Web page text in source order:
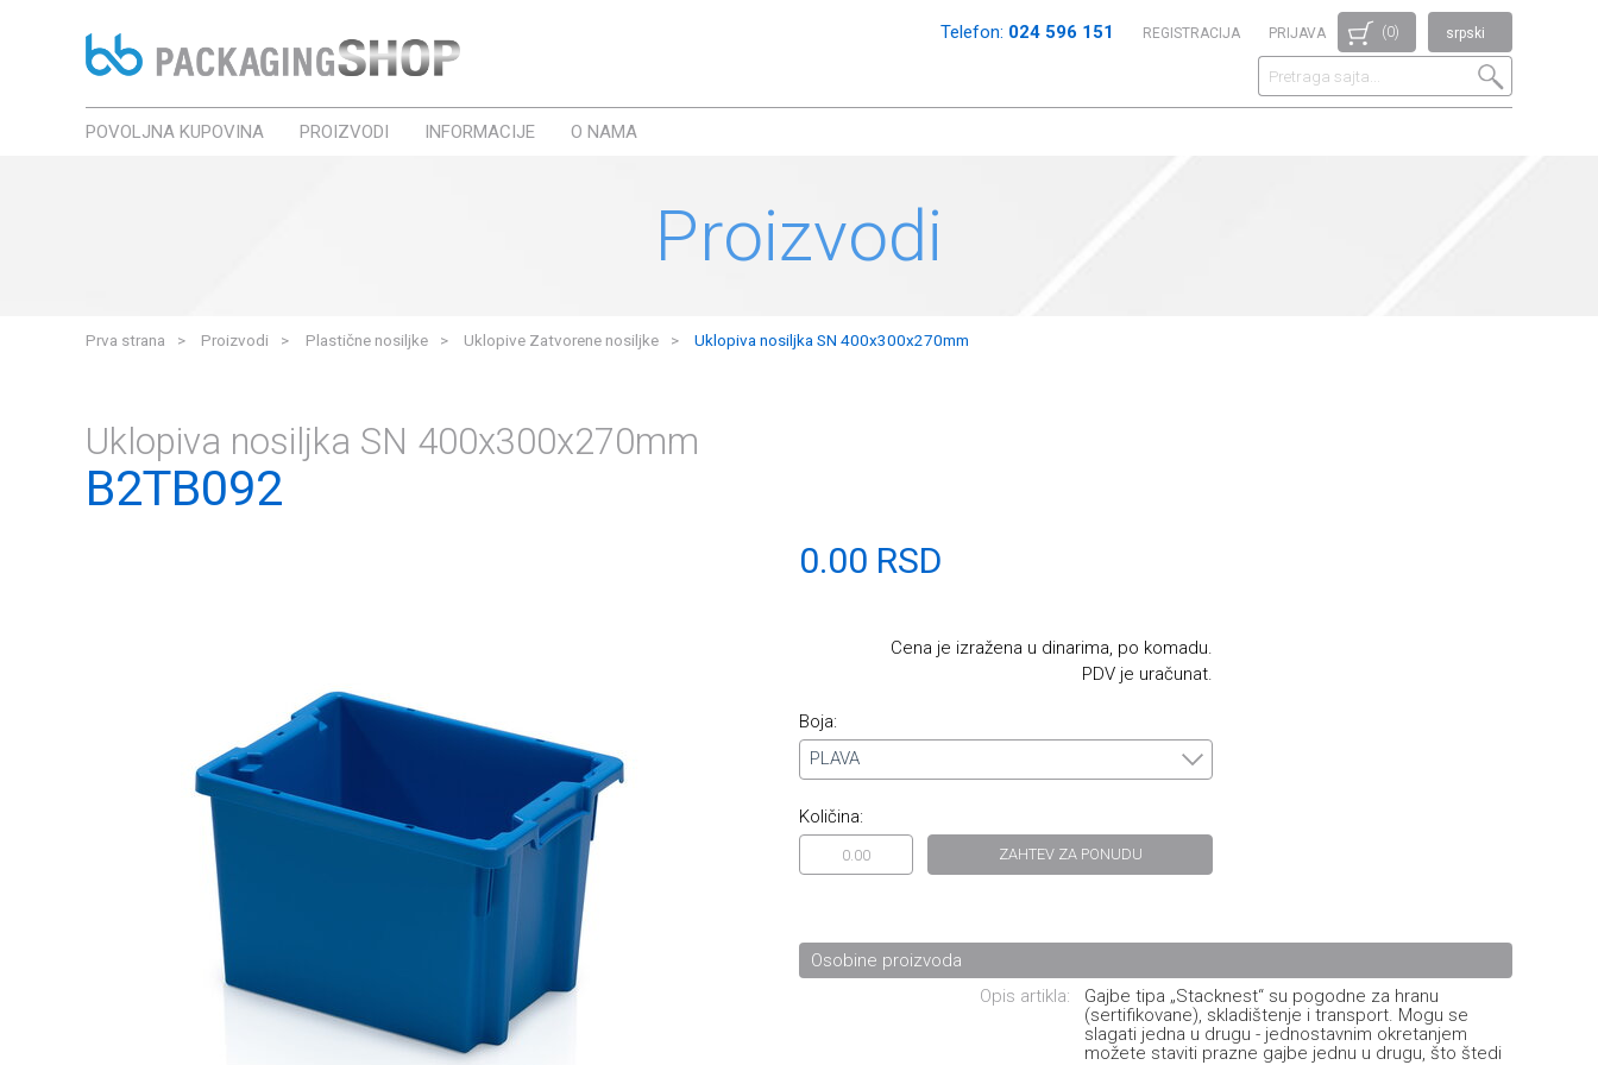
srpski
(0)
Telefon: 024 596 151 REGISTRACIJA PRIJAVA
POVOLJNA KUPOVINA PROIZVODI INFORMACIJE O NAMA
Proizvodi
Prva strana Proizvodi Plastične nosiljke Uklopive Zatvorene nosiljke Uklopiva nosiljka SN 400x300x270mm
Uklopiva nosiljka SN 400x300x270mm
B2TB092
0.00 RSD
Cena je izražena u dinarima, po komadu.
PDV je uračunat.
Boja:
PLAVA
Količina:
ZAHTEV ZA PONUDU
Osobine proizvoda
Opis artikla:
Gajbe tipa „Stacknest“ su pogodne za hranu
(sertifikovane), skladištenje i transport. Mogu se
slagati jedna u drugu - jednostavnim okretanjem
možete staviti prazne gajbe jednu u drugu, što štedi